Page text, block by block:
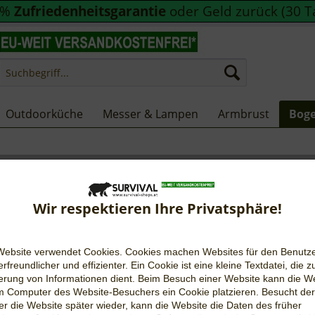
Zufriedenheitsgarantie oder Geld zurück (30
Outdoorküche Messer & Lampen Armbrust
Wir respektieren Ihre Privatsphäre!
verwendet Cookies. Cookies machen Websites für den
und effizienter. Ein Cookie ist eine kleine Textdatei, die
von Informationen dient. Beim Besuch einer Website kann die
Computer des Website-Besuchers ein Cookie platzieren. Besucht der
die Website später wieder, kann die Website die Daten des früher
€
inkl. MwSt.